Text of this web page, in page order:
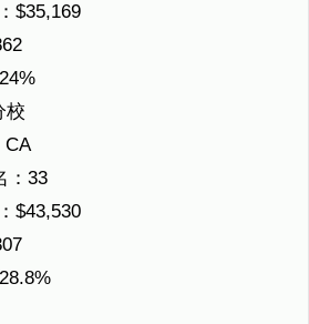
$35,169
校
CA
：33
$43,530